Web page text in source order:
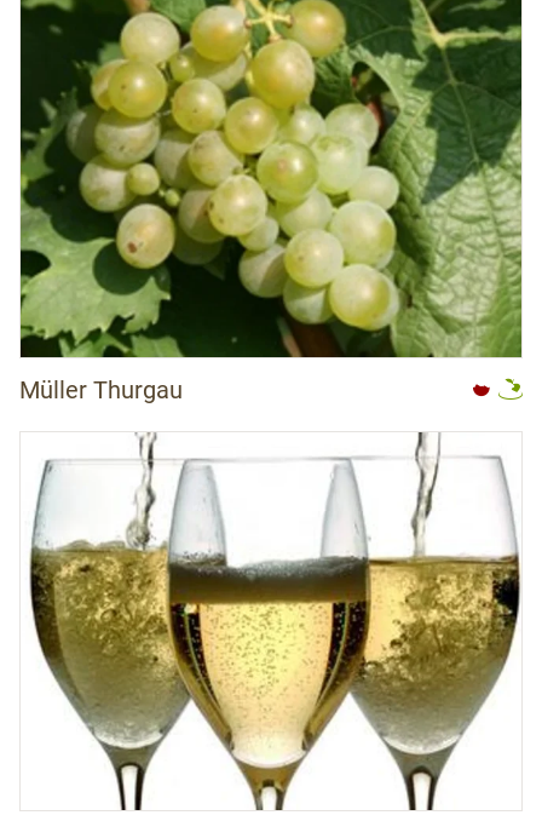
Müller Thurgau